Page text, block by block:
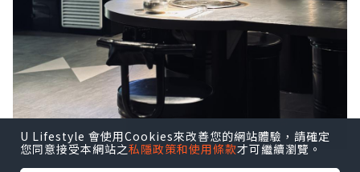
U Lifestyle 會使用Cookies來改善您的網站體驗，請確定
您同意接受本網站之私隱政策和使用條款才可繼續瀏覽。